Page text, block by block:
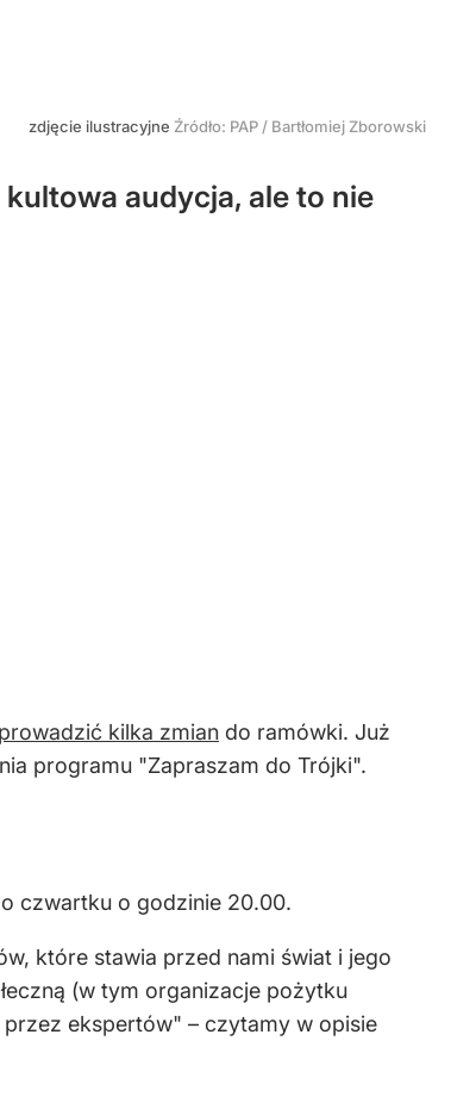
zdjęcie ilustracyjne Źródło: PAP / Bartłomiej Zborowski
audycja, ale to nie
kilka zmian do ramówki. Już
programu "Zapraszam do Trójki".
czwartku o godzinie 20.00.
które stawia przed nami świat i jego
(w tym organizacje pożytku
ekspertów" – czytamy w opisie